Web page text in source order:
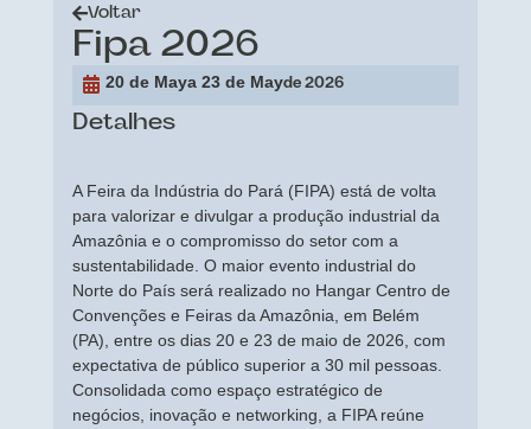
Voltar
Fipa 2026
20 de Maya 23 de Mayde 2026
Detalhes
A Feira da Indústria do Pará (FIPA) está de volta
para valorizar e divulgar a produção industrial da
Amazônia e o compromisso do setor com a
sustentabilidade. O maior evento industrial do
Norte do País será realizado no Hangar Centro de
Convenções e Feiras da Amazônia, em Belém
(PA), entre os dias 20 e 23 de maio de 2026, com
expectativa de público superior a 30 mil pessoas.
Consolidada como espaço estratégico de
negócios, inovação e networking, a FIPA reúne